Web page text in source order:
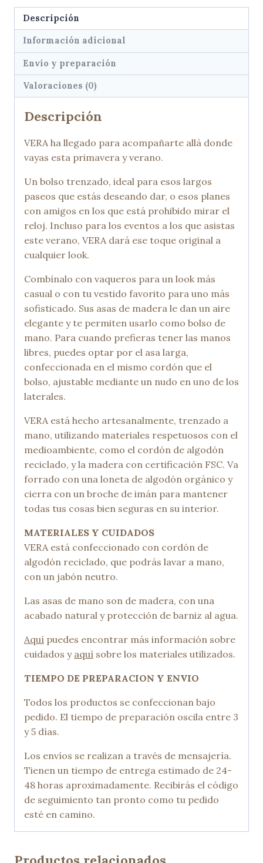
Descripción
Información adicional
Envío y preparación
Valoraciones (0)
Descripción
VERA ha llegado para acompañarte allá donde
vayas esta primavera y verano.
Un bolso trenzado, ideal para esos largos
paseos que estás deseando dar, o esos planes
con amigos en los que está prohibido mirar el
reloj. Incluso para los eventos a los que asistas
este verano, VERA dará ese toque original a
cualquier look.
Combínalo con vaqueros para un look más
casual o con tu vestido favorito para uno más
sofisticado. Sus asas de madera le dan un aire
elegante y te permiten usarlo como bolso de
mano. Para cuando prefieras tener las manos
libres, puedes optar por el asa larga,
confeccionada en el mismo cordón que el
bolso, ajustable mediante un nudo en uno de los
laterales.
VERA está hecho artesanalmente, trenzado a
mano, utilizando materiales respetuosos con el
medioambiente, como el cordón de algodón
reciclado, y la madera con certificación FSC. Va
forrado con una loneta de algodón orgánico y
cierra con un broche de imán para mantener
todas tus cosas bien seguras en su interior.
MATERIALES Y CUIDADOS
VERA está confeccionado con cordón de
algodón reciclado, que podrás lavar a mano,
con un jabón neutro.
Las asas de mano son de madera, con una
acabado natural y protección de barniz al agua.
Aquí puedes encontrar más información sobre
cuidados y aquí sobre los materiales utilizados.
TIEMPO DE PREPARACION Y ENVIO
Todos los productos se confeccionan bajo
pedido. El tiempo de preparación oscila entre 3
y 5 días.
Los envíos se realizan a través de mensajería.
Tienen un tiempo de entrega estimado de 24-
48 horas aproximadamente. Recibirás el código
de seguimiento tan pronto como tu pedido
esté en camino.